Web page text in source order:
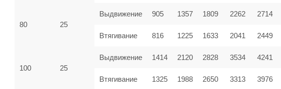
80 25
Выдвижение 905 1357 1809 2262 2714
Втягивание 816 1225 1633 2041 2449
100 25
Выдвижение 1414 2120 2828 3534 4241
Втягивание 1325 1988 2650 3313 3976